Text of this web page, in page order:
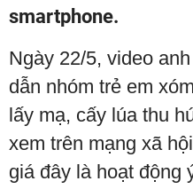
smartphone.
Ngày 22/5, video
dẫn nhóm trẻ em
lấy mạ, cấy lúa thu
xem trên mạng xã
giá đây là hoạt động